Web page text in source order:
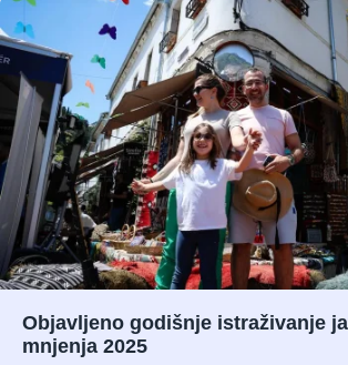
Objavljeno godišnje istraživanje
mnjenja 2025